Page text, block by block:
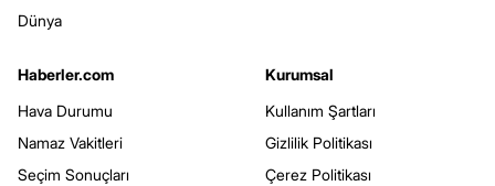
Dünya
Haberler.com
Hava Durumu
Namaz Vakitleri
Seçim Sonuçları
Kurumsal
Kullanım Şartları
Gizlilik Politikası
Çerez Politikası